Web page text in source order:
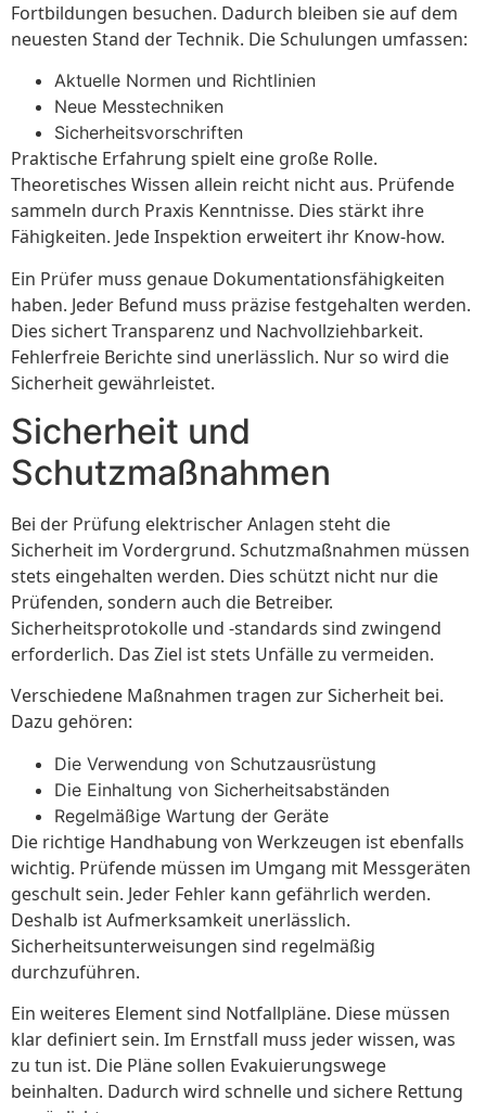
Fortbildungen besuchen. Dadurch bleiben sie auf dem
neuesten Stand der Technik. Die Schulungen umfassen:
Aktuelle Normen und Richtlinien
Neue Messtechniken
Sicherheitsvorschriften
Praktische Erfahrung spielt eine große Rolle.
Theoretisches Wissen allein reicht nicht aus. Prüfende
sammeln durch Praxis Kenntnisse. Dies stärkt ihre
Fähigkeiten. Jede Inspektion erweitert ihr Know-how.
Ein Prüfer muss genaue Dokumentationsfähigkeiten
haben. Jeder Befund muss präzise festgehalten werden.
Dies sichert Transparenz und Nachvollziehbarkeit.
Fehlerfreie Berichte sind unerlässlich. Nur so wird die
Sicherheit gewährleistet.
Sicherheit und
Schutzmaßnahmen
Bei der Prüfung elektrischer Anlagen steht die
Sicherheit im Vordergrund. Schutzmaßnahmen müssen
stets eingehalten werden. Dies schützt nicht nur die
Prüfenden, sondern auch die Betreiber.
Sicherheitsprotokolle und -standards sind zwingend
erforderlich. Das Ziel ist stets Unfälle zu vermeiden.
Verschiedene Maßnahmen tragen zur Sicherheit bei.
Dazu gehören:
Die Verwendung von Schutzausrüstung
Die Einhaltung von Sicherheitsabständen
Regelmäßige Wartung der Geräte
Die richtige Handhabung von Werkzeugen ist ebenfalls
wichtig. Prüfende müssen im Umgang mit Messgeräten
geschult sein. Jeder Fehler kann gefährlich werden.
Deshalb ist Aufmerksamkeit unerlässlich.
Sicherheitsunterweisungen sind regelmäßig
durchzuführen.
Ein weiteres Element sind Notfallpläne. Diese müssen
klar definiert sein. Im Ernstfall muss jeder wissen, was
zu tun ist. Die Pläne sollen Evakuierungswege
beinhalten. Dadurch wird schnelle und sichere Rettung